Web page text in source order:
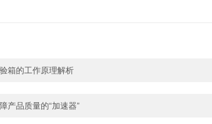
箱的工作原理解析
产品质量的“加速器”